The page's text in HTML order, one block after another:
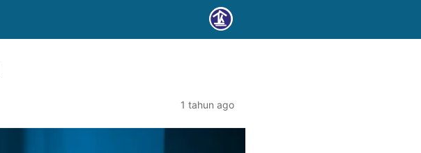
1 tahun ago